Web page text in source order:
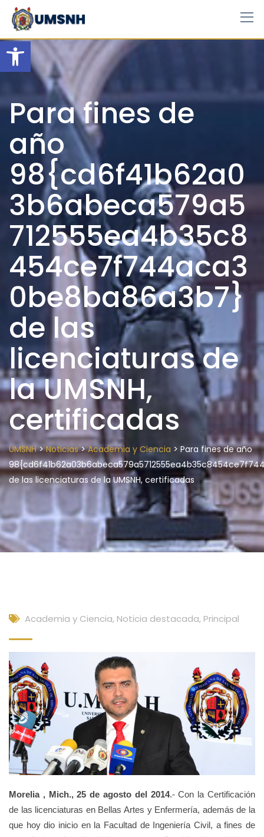
Open toolbar
Skip
content
Para fines de
año
98{cd6f41b62a0
3b6abeca579a5
712555ea4b35c8
454ce7f744aca3
0be8ba86a3b7}
de las
licenciaturas de
la UMSNH,
certificadas
UMSNH>Noticias>Academia y Ciencia > Para fines de año
de las licenciaturas de la UMSNH, certificadas
Academia y Ciencia, Noticia destacada, Principal
Morelia , Mich., 25 de agosto del 2014.- Con la Certificación
de las licenciaturas en Bellas Artes y Enfermería, además de la
que hoy dio inicio en la Facultad de Ingeniería Civil, a fines de